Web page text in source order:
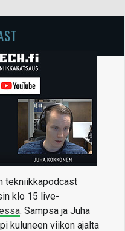
tekniikkapodcast
klo 15 live-
. Sampsa ja Juha
kuluneen viikon ajalta